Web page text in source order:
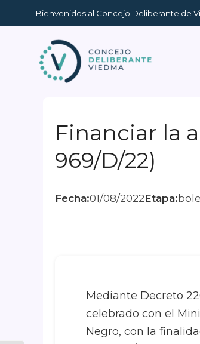
al
contenido
Bienvenidos al Concejo Deliberante de
Financiar la
969/D/22)
Fecha:01/08/2022Etapa:
Mediante Decreto
celebrado con el
Negro, con la